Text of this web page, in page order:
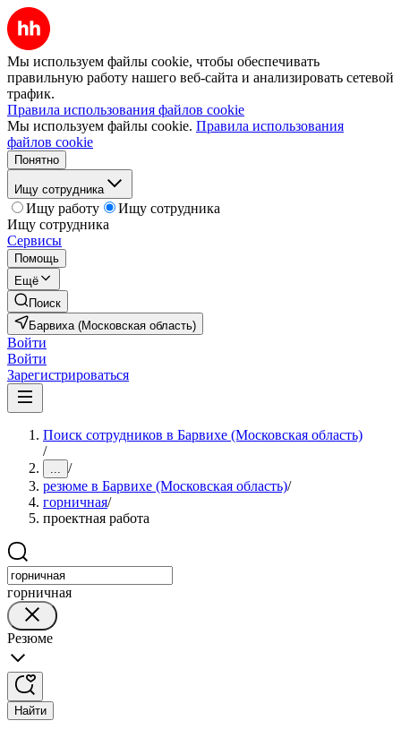
Мы используем файлы cookie, чтобы обеспечивать
правильную работу нашего веб-сайта и анализировать сетевой
трафик.
Правила использования файлов cookie
Мы используем файлы cookie. Правила использования
файлов cookie
Понятно
Ищу сотрудника
Ищу работу
Ищу сотрудника
Ищу сотрудника
Сервисы
Помощь
Ещё
Поиск
Барвиха (Московская область)
Войти
Войти
Зарегистрироваться
Поиск сотрудников в Барвихе (Московская область)
/
... /
резюме в Барвихе (Московская область)/
горничная/
проектная работа
горничная
Резюме
Найти